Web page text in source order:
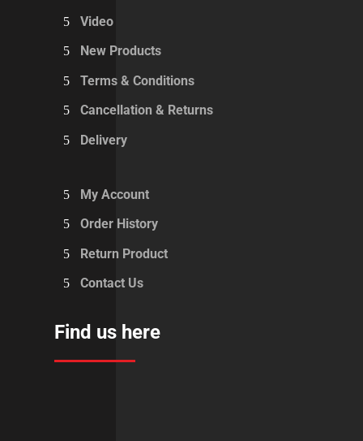
Video
New Products
Terms & Conditions
Cancellation & Returns
Delivery
My Account
Order History
Return Product
Contact Us
Find us here